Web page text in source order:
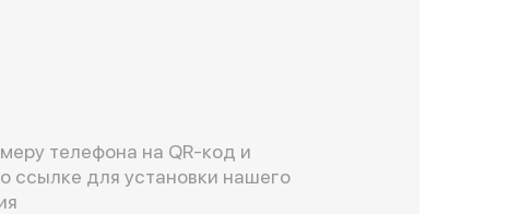
телефона на QR-код и
ссылке для установки нашего